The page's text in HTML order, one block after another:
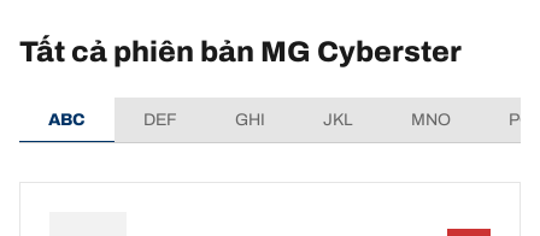
Tất cả phiên bản MG Cyberster
ABC DEF GHI JKL MNO